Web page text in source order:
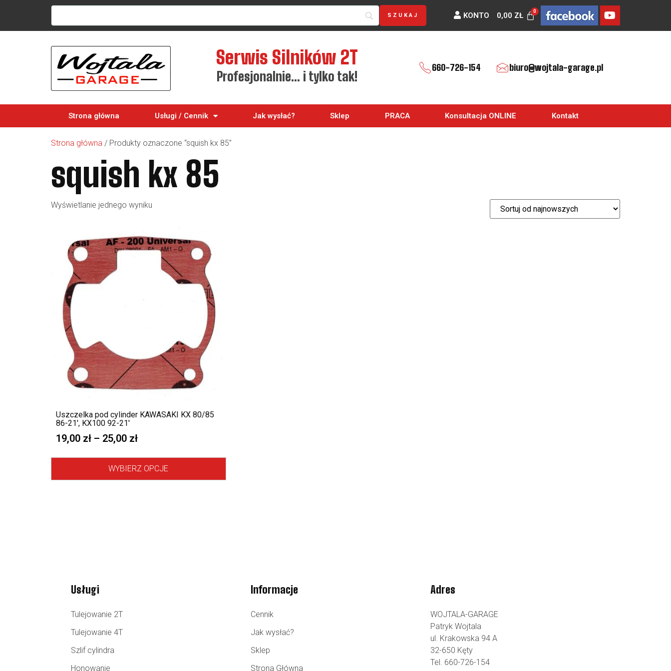
KONTO 0,00 ZŁ
Serwis Silników 2T
Profesjonalnie… i tylko tak!
660-726-154 biuro@wojtala-garage.pl
Strona główna Usługi / Cennik Jak wysłać? Sklep PRACA Konsultacja ONLINE Kontakt
Strona główna / Produkty oznaczone “squish kx 85”
squish kx 85
Wyświetlanie jednego wyniku
Uszczelka pod cylinder KAWASAKI KX 80/85
86-21′, KX100 92-21′
19,00 zł – 25,00 zł
WYBIERZ OPCJE
Usługi
Tulejowanie 2T
Tulejowanie 4T
Szlif cylindra
Honowanie
Informacje
Cennik
Jak wysłać?
Sklep
Strona Główna
Adres
WOJTALA-GARAGE
Patryk Wojtala
ul. Krakowska 94 A
32-650 Kęty
Tel. 660-726-154